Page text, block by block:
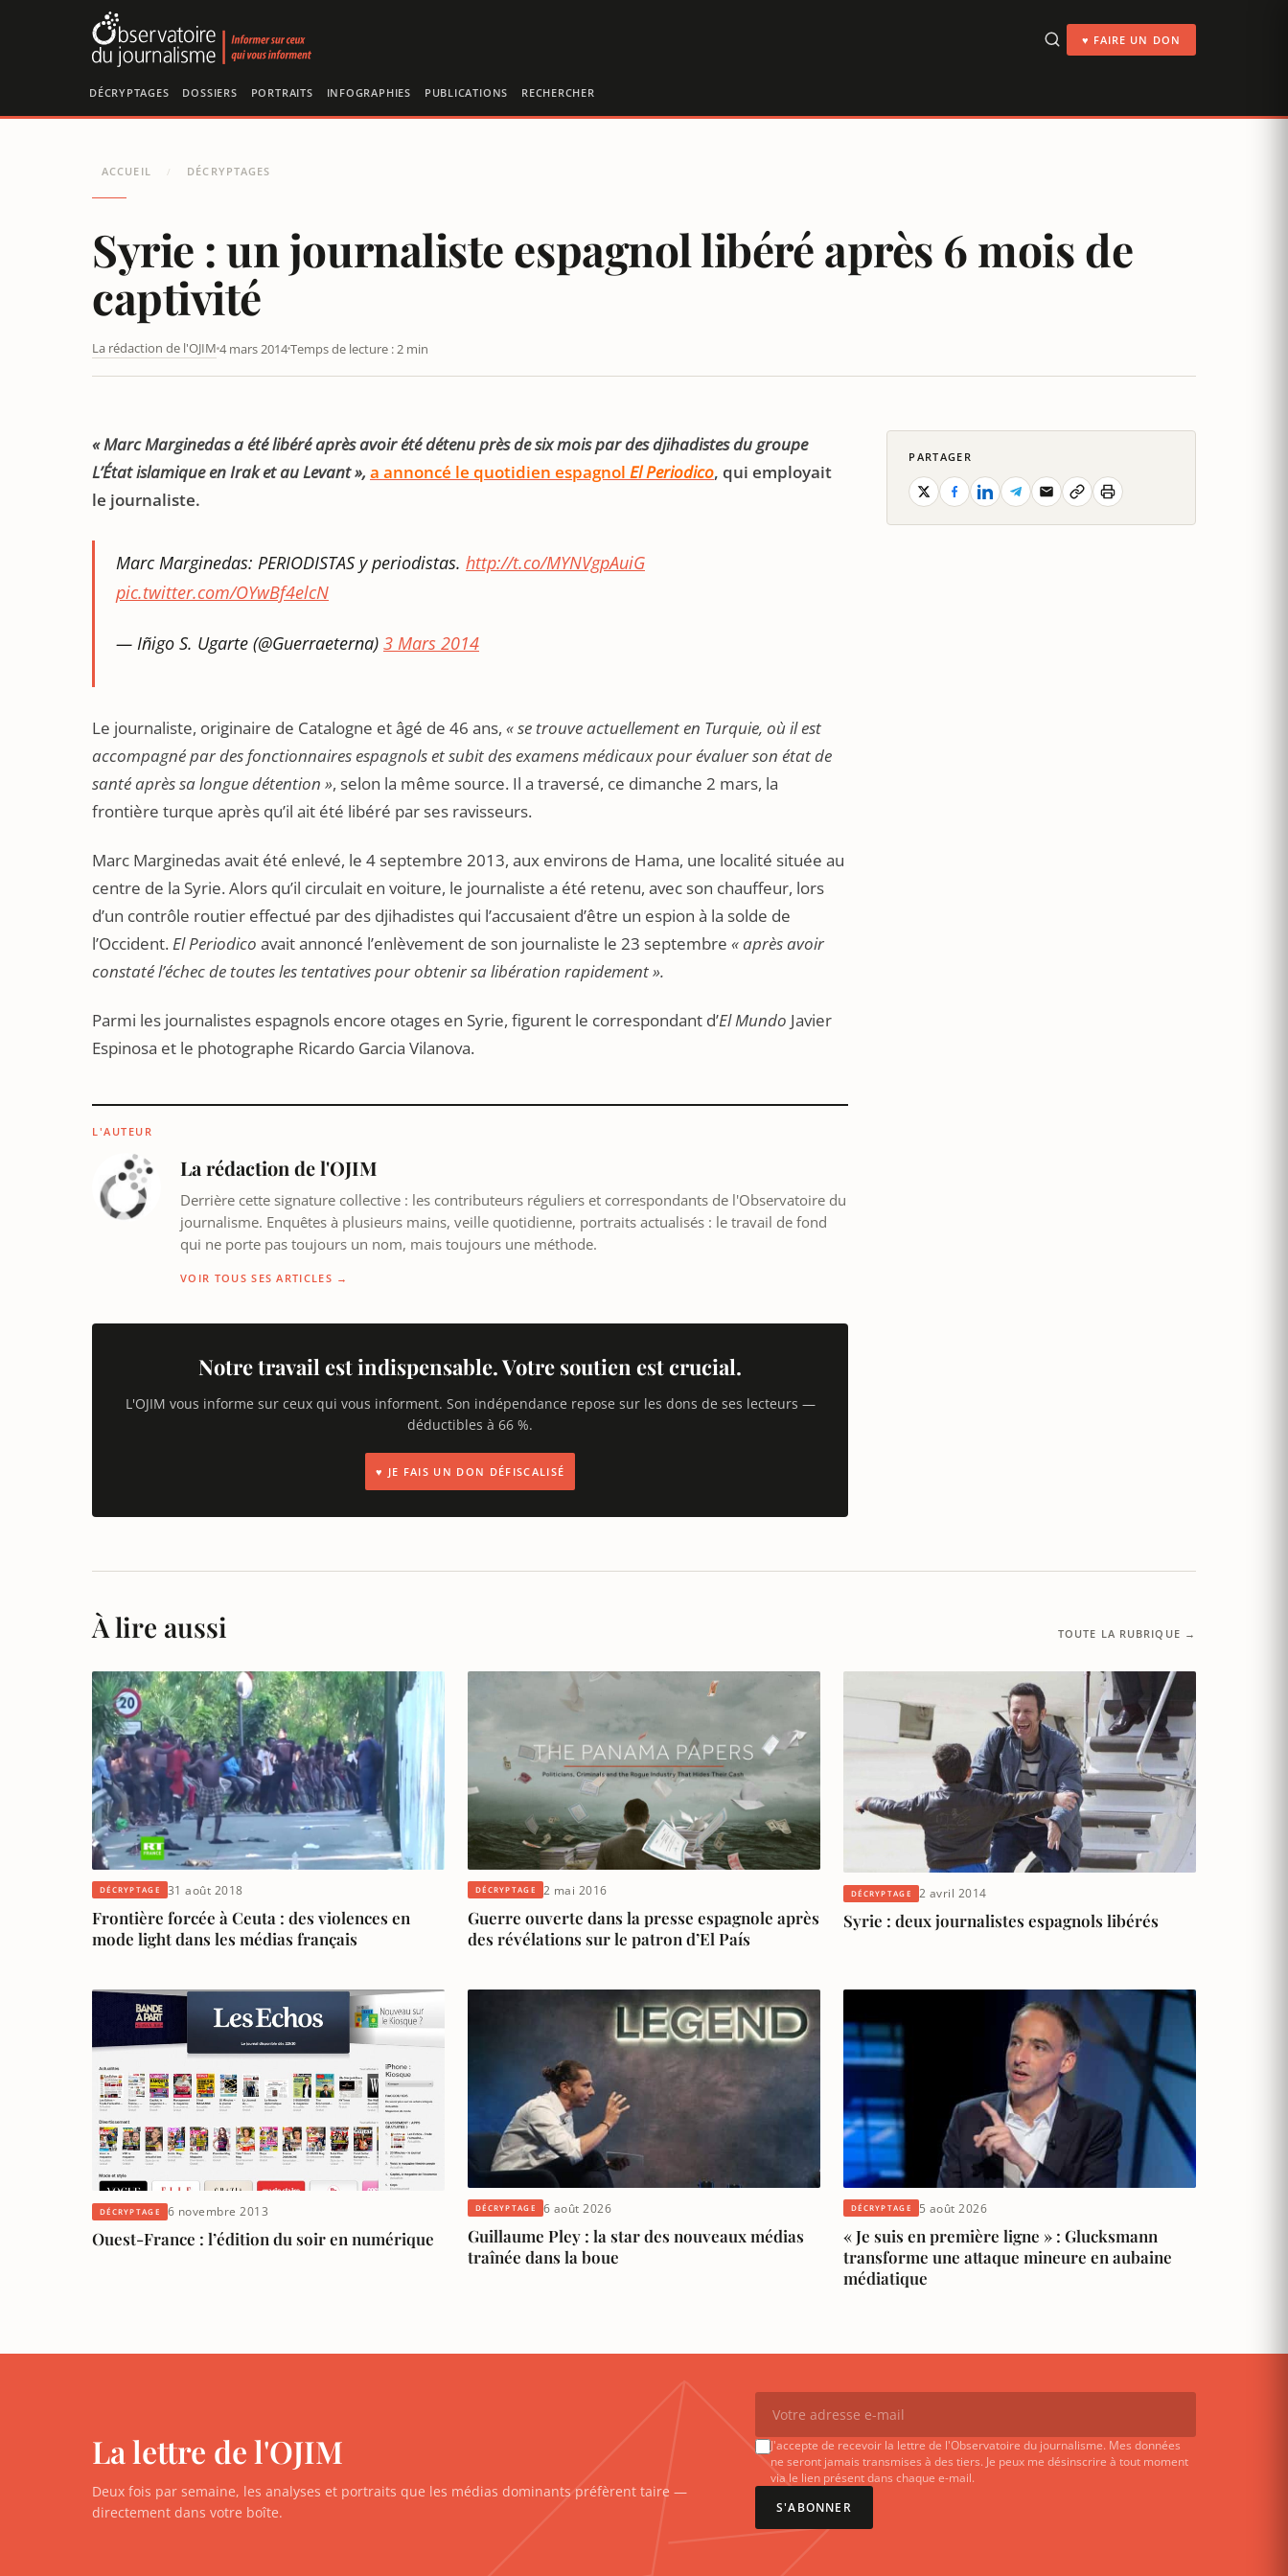
♥ FAIRE UN DON
DÉCRYPTAGES DOSSIERS PORTRAITS INFOGRAPHIES PUBLICATIONS RECHERCHER
ACCUEIL / DÉCRYPTAGES
Syrie : un journaliste espagnol libéré après 6 mois de
captivité
La rédaction de l'OJIM 4 mars 2014Temps de lecture : 2 min
SYRIE : UN JOURNALISTE ESPAGNOL LIBÉRÉ APRÈS 6 MOIS DE CAPTIVITÉ
« Marc Marginedas a été libéré après avoir été détenu près de six mois par des djihadistes du groupe
L’État islamique en Irak et au Levant », a annoncé le quotidien espagnol El Periodico, qui employait
le journaliste.
Marc Marginedas: PERIODISTAS y periodistas. http://t.co/MYNVgpAuiG
pic.twitter.com/OYwBf4elcN
— Iñigo S. Ugarte (@Guerraeterna) 3 Mars 2014
Le journaliste, originaire de Catalogne et âgé de 46 ans, « se trouve actuellement en Turquie, où il est
accompagné par des fonctionnaires espagnols et subit des examens médicaux pour évaluer son état de
santé après sa longue détention », selon la même source. Il a traversé, ce dimanche 2 mars, la
frontière turque après qu’il ait été libéré par ses ravisseurs.
Marc Marginedas avait été enlevé, le 4 septembre 2013, aux environs de Hama, une localité située au
centre de la Syrie. Alors qu’il circulait en voiture, le journaliste a été retenu, avec son chauffeur, lors
d’un contrôle routier effectué par des djihadistes qui l’accusaient d’être un espion à la solde de
l’Occident.El Periodico avait annoncé l’enlèvement de son journaliste le 23 septembre « après avoir
constaté l’échec de toutes les tentatives pour obtenir sa libération rapidement ».
Parmi les journalistes espagnols encore otages en Syrie, figurent le correspondant d’El Mundo Javier
Espinosa et le photographe Ricardo Garcia Vilanova.
L'AUTEUR
La rédaction de l'OJIM
Derrière cette signature collective : les contributeurs réguliers et correspondants de l'Observatoire du
journalisme. Enquêtes à plusieurs mains, veille quotidienne, portraits actualisés : le travail de fond
qui ne porte pas toujours un nom, mais toujours une méthode.
VOIR TOUS SES ARTICLES →
Notre travail est indispensable. Votre soutien est crucial.
L'OJIM vous informe sur ceux qui vous informent. Son indépendance repose sur les dons de ses lecteurs —
déductibles à 66 %.
♥ JE FAIS UN DON DÉFISCALISÉ
PARTAGER
À lire aussi TOUTE LA RUBRIQUE →
DÉCRYPTAGE 31 août 2018
Frontière forcée à Ceuta : des violences en
mode light dans les médias français
DÉCRYPTAGE 2 mai 2016
Guerre ouverte dans la presse espagnole après
des révélations sur le patron d’El País
DÉCRYPTAGE 2 avril 2014
Syrie : deux journalistes espagnols libérés
DÉCRYPTAGE 6 novembre 2013
Ouest-France : l’édition du soir en numérique
DÉCRYPTAGE 6 août 2026
Guillaume Pley : la star des nouveaux médias
traînée dans la boue
DÉCRYPTAGE 5 août 2026
« Je suis en première ligne » : Glucksmann
transforme une attaque mineure en aubaine
médiatique
La lettre de l'OJIM
Deux fois par semaine, les analyses et portraits que les médias dominants préfèrent taire —
directement dans votre boîte.
J'accepte de recevoir la lettre de l'Observatoire du journalisme. Mes données
ne seront jamais transmises à des tiers. Je peux me désinscrire à tout moment
via le lien présent dans chaque e-mail.
S'ABONNER
Panneau de gestion des cookies